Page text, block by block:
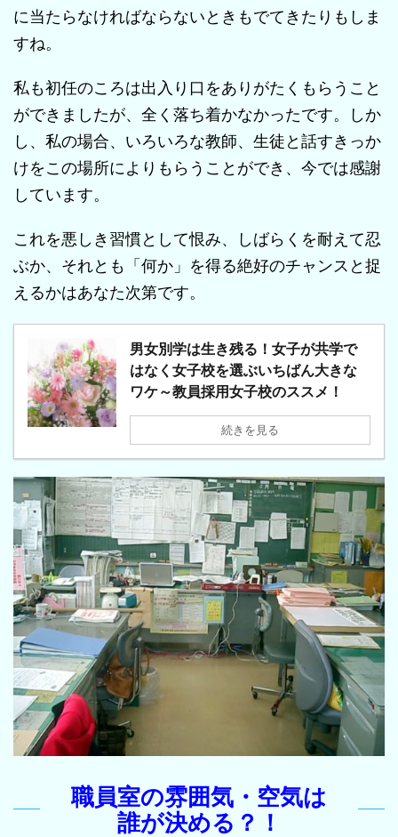
に当たらなければならないときもでてきたりもしま
すね。
私も初任のころは出入り口をありがたくもらうこと
ができましたが、全く落ち着かなかったです。しか
し、私の場合、いろいろな教師、生徒と話すきっか
けをこの場所によりもらうことができ、今では感謝
しています。
これを悪しき習慣として恨み、しばらくを耐えて忍
ぶか、それとも「何か」を得る絶好のチャンスと捉
えるかはあなた次第です。
男女別学は生き残る！女子が共学で
はなく女子校を選ぶいちばん大きな
ワケ～教員採用女子校のススメ！
続きを見る
職員室の雰囲気・空気は
誰が決める？！